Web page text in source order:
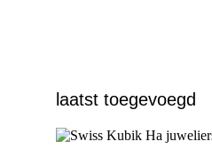
laatst toegevoegd